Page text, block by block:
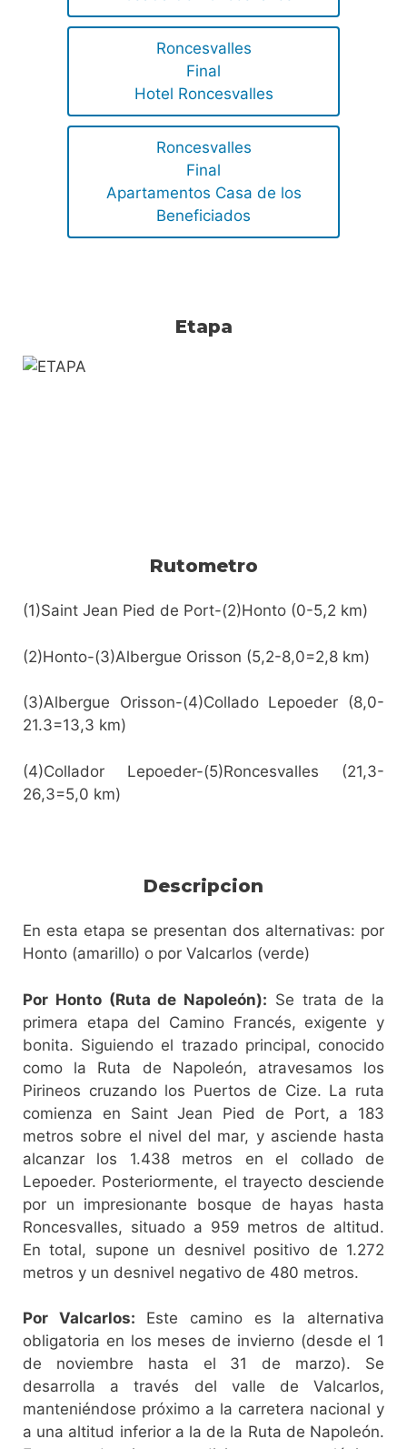
Roncesvalles
Final
Hotel Roncesvalles
Roncesvalles
Final
Apartamentos Casa de los
Beneficiados
Etapa
Rutometro
(1)Saint Jean Pied de Port-(2)Honto (0-5,2 km)
(2)Honto-(3)Albergue Orisson (5,2-8,0=2,8 km)
(3)Albergue Orisson-(4)Collado Lepoeder (8,0-
21.3=13,3 km)
(4)Collador Lepoeder-(5)Roncesvalles (21,3-
26,3=5,0 km)
Descripcion
En esta etapa se presentan dos alternativas: por
Honto (amarillo) o por Valcarlos (verde)
Por Honto (Ruta de Napoleón): Se trata de la
primera etapa del Camino Francés, exigente y
bonita. Siguiendo el trazado principal, conocido
como la Ruta de Napoleón, atravesamos los
Pirineos cruzando los Puertos de Cize. La ruta
comienza en Saint Jean Pied de Port, a 183
metros sobre el nivel del mar, y asciende hasta
alcanzar los 1.438 metros en el collado de
Lepoeder. Posteriormente, el trayecto desciende
por un impresionante bosque de hayas hasta
Roncesvalles, situado a 959 metros de altitud.
En total, supone un desnivel positivo de 1.272
metros y un desnivel negativo de 480 metros.
Por Valcarlos: Este camino es la alternativa
obligatoria en los meses de invierno (desde el 1
de noviembre hasta el 31 de marzo). Se
desarrolla a través del valle de Valcarlos,
manteniéndose próximo a la carretera nacional y
a una altitud inferior a la de la Ruta de Napoleón.